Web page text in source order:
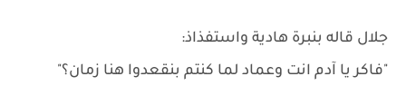
جلال قاله بنبرة هادية واستفذاذ:
"فاكر يا آدم انت وعماد لما كنتم بنقعدوا هنا زمان؟"